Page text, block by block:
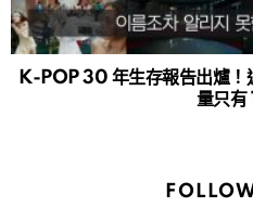
K-POP 30 年生存報告出爐！
量只有